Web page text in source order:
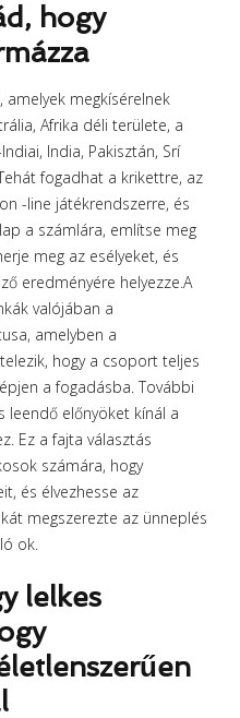
hogy
amelyek megkísérelnek
Afrika déli területe, a
India, Pakisztán, Srí
fogadhat a krikettre, az
-line játékrendszerre, és
a számlára, említse meg
meg az esélyeket, és
eredményére helyezze.A
valójában a
amelyben a
hogy a csoport teljes
a fogadásba. További
leendő előnyöket kínál a
Ez a fajta választás
számára, hogy
és élvezhesse az
megszerezte az ünneplés
ok.
lelkes